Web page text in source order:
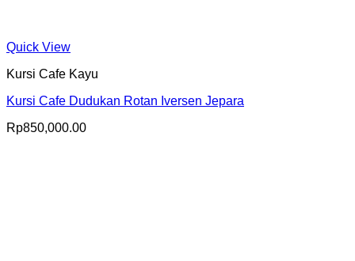
Quick View
Kursi Cafe Kayu
Kursi Cafe Dudukan Rotan Iversen Jepara
Rp850,000.00